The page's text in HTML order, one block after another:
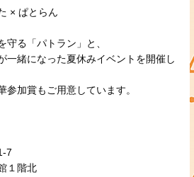
× ぱとらん
守る「パトラン」と、
一緒になった夏休みイベントを開催し
参加賞もご用意しています。
7
１階北